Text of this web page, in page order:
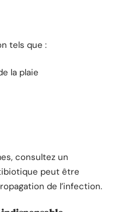
tels que :
la plaie
consultez un
peut être
de l’infection.